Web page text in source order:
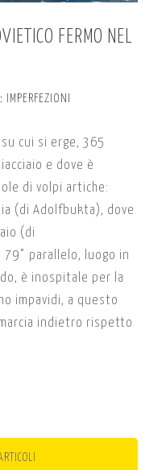
FERMO NEL
IMPERFEZIONI
cui si erge, 365
e dove è
di volpi artiche:
(di Adolfbukta), dove
(di
parallelo, luogo in
è inospitale per la
impavidi, a questo
indietro rispetto